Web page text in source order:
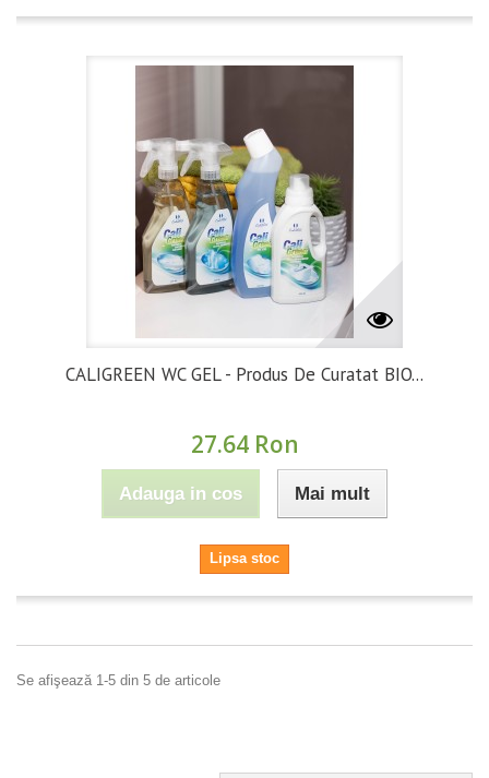
CALIGREEN WC GEL - Produs De Curatat BIO...
27.64 Ron
Adauga in cos Mai mult
Lipsa stoc
Se afişează 1-5 din 5 de articole